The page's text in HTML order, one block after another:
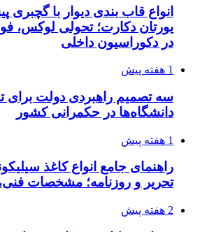
انواع قاب بندی دیوار با
یورتان دکارت؛ تحولی لوکس،
در دکوراسیون داخلی
1 هفته پیش
سه تصمیم راهبردی دولت برای
دانشگاه‌ها در حکمرانی کشور
1 هفته پیش
راهنمای جامع انواع کاغذ
تحریر و روزنامه؛ مشخصات
2 هفته پیش